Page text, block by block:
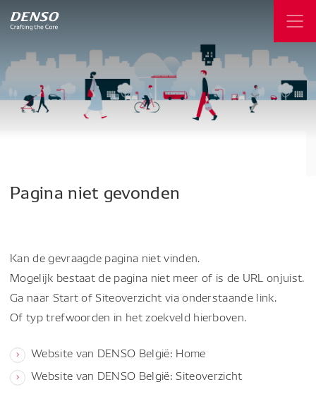
Pagina niet gevonden
Kan de gevraagde pagina niet vinden.
Mogelijk bestaat de pagina niet meer of is de URL onjuist.
Ga naar Start of Siteoverzicht via onderstaande link.
Of typ trefwoorden in het zoekveld hierboven.
Website van DENSO België: Home
Website van DENSO België: Siteoverzicht